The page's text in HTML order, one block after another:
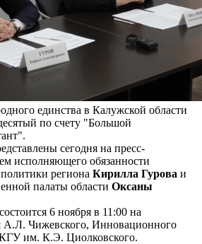
единства в Калужской области
по счету "Большой
сегодня на пресс-
исполняющего обязанности
региона Кирилла Гурова и
палаты области Оксаны
6 ноября в 11:00 на
А.Л. Чижевского, Инновационного
КГУ им. К.Э. Циолковского.